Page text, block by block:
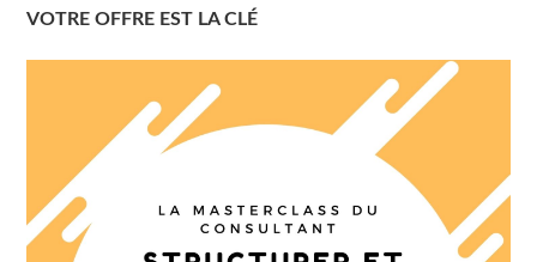
VOTRE OFFRE EST LA CLÉ